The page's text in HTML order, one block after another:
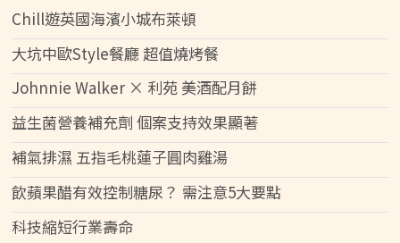
Chill遊英國海濱小城布萊頓
大坑中歐Style餐廳 超值燒烤餐
Johnnie Walker × 利苑 美酒配月餅
益生菌營養補充劑 個案支持效果顯著
補氣排濕 五指毛桃蓮子圓肉雞湯
飲蘋果醋有效控制糖尿？ 需注意5大要點
科技縮短行業壽命